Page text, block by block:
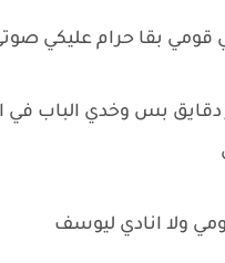
قومي بقا حرام عليكي
بس وخدي الباب في
ولا انادي ليوسف